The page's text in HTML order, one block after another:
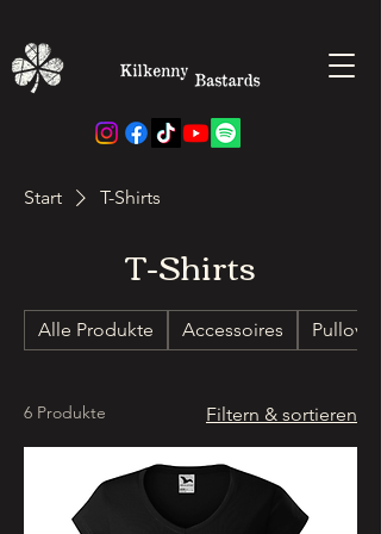
Start T-Shirts
T-Shirts
Alle Produkte Accessoires Pullover
6 Produkte Filtern & sortieren